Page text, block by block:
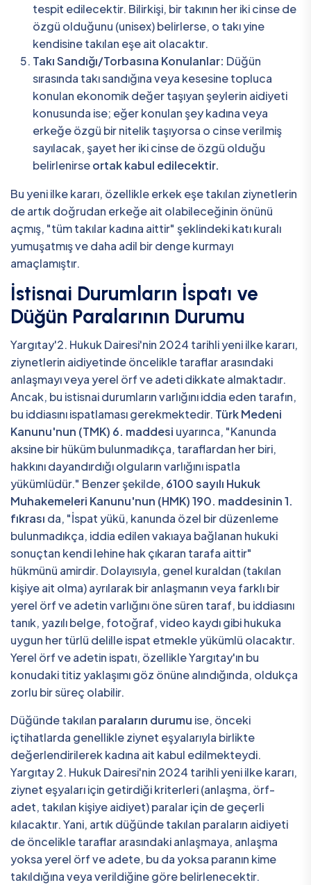
tespit edilecektir. Bilirkişi, bir takının her iki cinse de
özgü olduğunu (unisex) belirlerse, o takı yine
kendisine takılan eşe ait olacaktır.
Takı Sandığı/Torbasına Konulanlar: Düğün
sırasında takı sandığına veya kesesine topluca
konulan ekonomik değer taşıyan şeylerin aidiyeti
konusunda ise; eğer konulan şey kadına veya
erkeğe özgü bir nitelik taşıyorsa o cinse verilmiş
sayılacak, şayet her iki cinse de özgü olduğu
belirlenirseortak kabul edilecektir.
Bu yeni ilke kararı, özellikle erkek eşe takılan ziynetlerin
de artık doğrudan erkeğe ait olabileceğinin önünü
açmış, "tüm takılar kadına aittir" şeklindeki katı kuralı
yumuşatmış ve daha adil bir denge kurmayı
amaçlamıştır.
İstisnai Durumların İspatı ve
Düğün Paralarının Durumu
Yargıtay'2. Hukuk Dairesi'nin 2024 tarihli yeni ilke kararı,
ziynetlerin aidiyetinde öncelikle taraflar arasındaki
anlaşmayı veya yerel örf ve adeti dikkate almaktadır.
Ancak, bu istisnai durumların varlığını iddia eden tarafın,
bu iddiasını ispatlaması gerekmektedir. Türk Medeni
Kanunu'nun (TMK) 6. maddesi uyarınca, "Kanunda
aksine bir hüküm bulunmadıkça, taraflardan her biri,
hakkını dayandırdığı olguların varlığını ispatla
yükümlüdür." Benzer şekilde, 6100 sayılı Hukuk
Muhakemeleri Kanunu'nun (HMK) 190. maddesinin 1.
fıkrası da, "İspat yükü, kanunda özel bir düzenleme
bulunmadıkça, iddia edilen vakıaya bağlanan hukuki
sonuçtan kendi lehine hak çıkaran tarafa aittir"
hükmünü amirdir. Dolayısıyla, genel kuraldan (takılan
kişiye ait olma) ayrılarak bir anlaşmanın veya farklı bir
yerel örf ve adetin varlığını öne süren taraf, bu iddiasını
tanık, yazılı belge, fotoğraf, video kaydı gibi hukuka
uygun her türlü delille ispat etmekle yükümlü olacaktır.
Yerel örf ve adetin ispatı, özellikle Yargıtay'ın bu
konudaki titiz yaklaşımı göz önüne alındığında, oldukça
zorlu bir süreç olabilir.
Düğünde takılan paraların durumu ise, önceki
içtihatlarda genellikle ziynet eşyalarıyla birlikte
değerlendirilerek kadına ait kabul edilmekteydi.
Yargıtay 2. Hukuk Dairesi'nin 2024 tarihli yeni ilke kararı,
ziynet eşyaları için getirdiği kriterleri (anlaşma, örf-
adet, takılan kişiye aidiyet) paralar için de geçerli
kılacaktır. Yani, artık düğünde takılan paraların aidiyeti
de öncelikle taraflar arasındaki anlaşmaya, anlaşma
yoksa yerel örf ve adete, bu da yoksa paranın kime
takıldığına veya verildiğine göre belirlenecektir.